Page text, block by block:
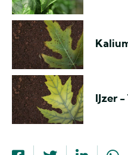
IJzer